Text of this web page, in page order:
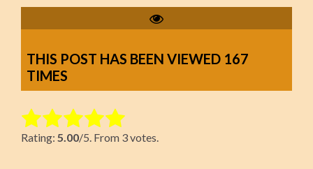
THIS POST HAS BEEN VIEWED 167
TIMES
Rate this item:
Submit Rating
Rating: 5.00/5. From 3 votes.